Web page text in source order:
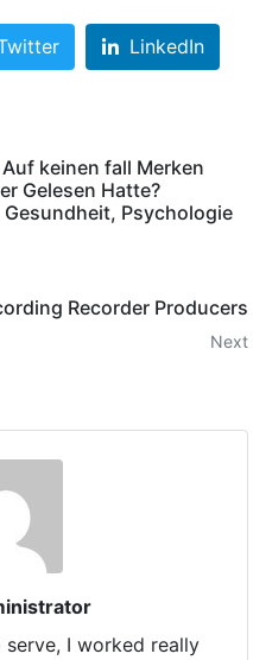
LinkedIn
keinen fall Merken
Gelesen Hatte?
Psychologie
Recorder Producers
Next
I worked really